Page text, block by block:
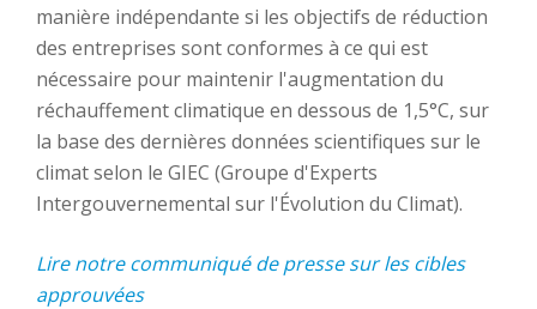
manière indépendante si les objectifs de réduction
des entreprises sont conformes à ce qui est
nécessaire pour maintenir l'augmentation du
réchauffement climatique en dessous de 1,5°C, sur
la base des dernières données scientifiques sur le
climat selon le GIEC (Groupe d'Experts
Intergouvernemental sur l'Évolution du Climat).
Lire notre communiqué de presse sur les cibles
approuvées